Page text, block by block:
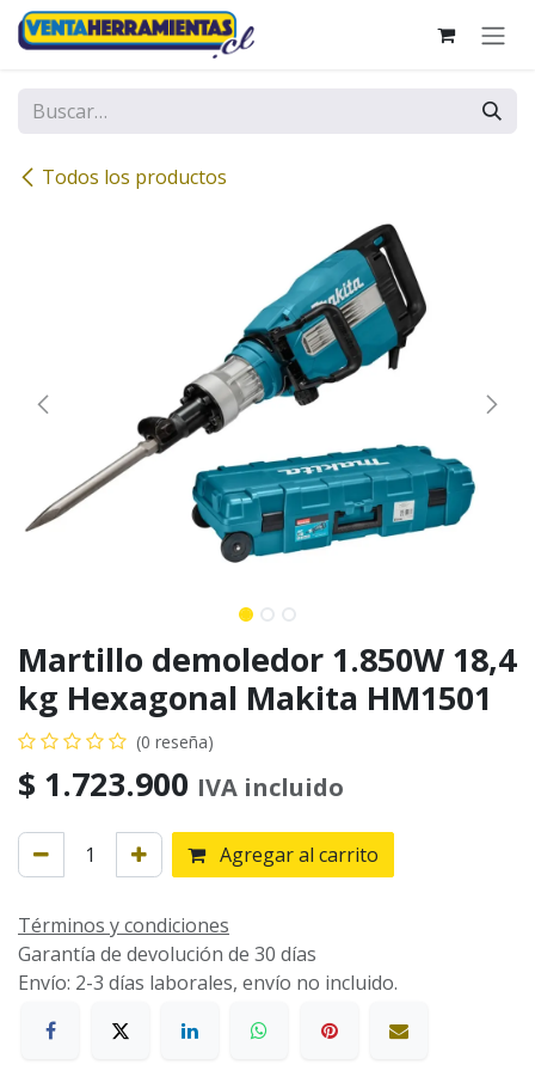
Ir al contenido
Todos los productos
Martillo demoledor 1.850W 18,4
kg Hexagonal Makita HM1501
(0 reseña)
$ 1.723.900 IVA incluido
Agregar al carrito
Términos y condiciones
Garantía de devolución de 30 días
Envío: 2-3 días laborales, envío no incluido.